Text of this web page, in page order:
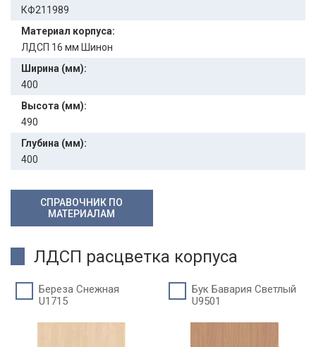
КФ211989
Материал корпуса:
ЛДСП 16 мм Шинон
Ширина (мм):
400
Высота (мм):
490
Глубина (мм):
400
СПРАВОЧНИК ПО
МАТЕРИАЛАМ
ЛДСП расцветка корпуса
Береза Снежная
U1715
Бук Бавария Светлый
U9501